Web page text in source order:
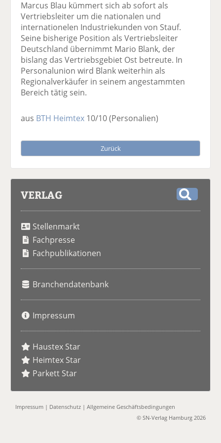
Marcus Blau kümmert sich ab sofort als
Vertriebsleiter um die nationalen und
internationelen Industriekunden von Stauf.
Seine bisherige Position als Vertriebsleiter
Deutschland übernimmt Mario Blank, der
bislang das Vertriebsgebiet Ost betreute. In
Personalunion wird Blank weiterhin als
Regionalverkäufer in seinem angestammten
Bereich tätig sein.
aus BTH Heimtex 10/10(Personalien)
Zurück
VERLAG
Stellenmarkt
Fachpresse
Fachpublikationen
Branchendatenbank
Impressum
Haustex Star
Heimtex Star
Parkett Star
Impressum | Datenschutz |Allgemeine Geschäftsbedingungen
© SN-Verlag Hamburg 2026